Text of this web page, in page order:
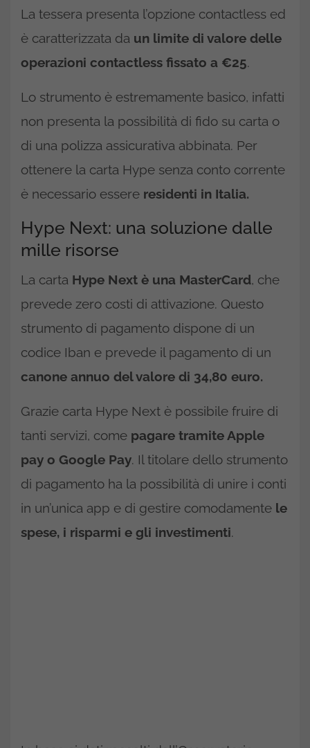
La tessera presenta l’opzione contactless ed
è caratterizzata da un limite di valore delle
operazioni contactless fissato a €25.
Lo strumento è estremamente basico, infatti
non presenta la possibilità di fido su carta o
di una polizza assicurativa abbinata. Per
ottenere la carta Hype senza conto corrente
è necessario essere residenti in Italia.
Hype Next: una soluzione dalle
mille risorse
La carta Hype Next è una MasterCard, che
prevede zero costi di attivazione. Questo
strumento di pagamento dispone di un
codice Iban e prevede il pagamento di un
canone annuo del valore di 34,80 euro.
Grazie carta Hype Next è possibile fruire di
tanti servizi, come pagare tramite Apple
pay o Google Pay. Il titolare dello strumento
di pagamento ha la possibilità di unire i conti
in un’unica app e di gestire comodamente le
spese, i risparmi e gli investimenti.